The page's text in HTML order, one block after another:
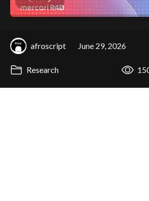
afroscript June 29, 2026
Research